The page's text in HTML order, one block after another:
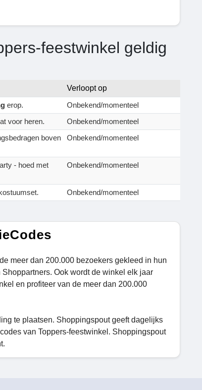
feestwinkel geldig
Verloopt op
erop.
Onbekend/momenteel
voor heren.
Onbekend/momenteel
boven
Onbekend/momenteel
- hoed met
Onbekend/momenteel
Onbekend/momenteel
meer dan 200.000 bezoekers gekleed in hun
Ook wordt de winkel elk jaar
en profiteer van de meer dan 200.000
te plaatsen. Shoppingspout geeft dagelijks
van Toppers-feestwinkel. Shoppingspout